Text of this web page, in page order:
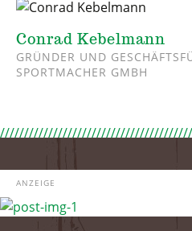
Conrad Kebelmann
GRÜNDER UND
SPORTMACHER GMBH
ANZEIGE